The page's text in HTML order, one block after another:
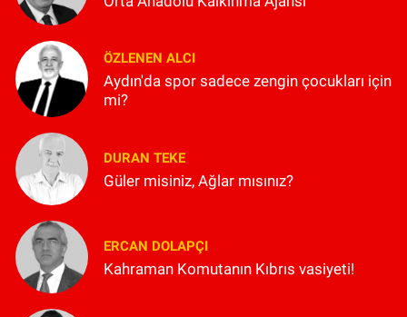
ÖZLENEN ALCI
Aydın'da spor sadece zengin çocukları için
mi?
DURAN TEKE
Güler misiniz, Ağlar mısınız?
ERCAN DOLAPÇI
Kahraman Komutanın Kıbrıs vasiyeti!